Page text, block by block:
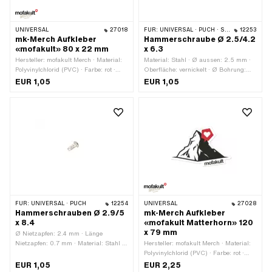
UNIVERSAL 27018
mk-Merch Aufkleber
«mofakult» 80 x 22 mm
Hersteller: mofakult Merch · Material:
Polyvinylchlorid (PVC) · Farbe: rot ·
Farbe: schwarz · Farbe: weiss · Breite:
Klebstoff · Verwendungsort: Universal ·
EUR 1,05
FÜR: UNIVERSAL · PUCH · SACHS 12253
Hammerschraube Ø 2.5/4.2
x 6.3
Material: Stahl · Ø aussen: 2.5 mm ·
Oberfläche: vernickelt · Ø Bohrung:
2.2 mm · Gesamtlänge: 6.3 mm · Ø
EUR 1,05
FÜR: UNIVERSAL · PUCH 12254
Hammerschrauben Ø 2.9/5
x 8.4
Ø Nietzapfen: 2.4 mm · Länge
Nietzapfen: 0.7 mm · Material: Stahl ·
vernickelt · Ø Bohrung: 2.5 mm · Ø
EUR 1,05
UNIVERSAL 27028
mk-Merch Aufkleber
«mofakult Matterhorn» 120
x 79 mm
Hersteller: mofakult Merch · Material:
Polyvinylchlorid (PVC) · Farbe: rot ·
Farbe: schwarz · Farbe: weiss · Breite:
EUR 2,25